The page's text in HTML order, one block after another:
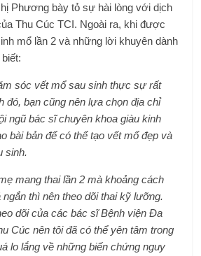
Phương bày tỏ sự hài lòng với dịch
Thu Cúc TCI. Ngoài ra, khi được
mổ lần 2 và những lời khuyên dành
sóc vết mổ sau sinh thực sự rất
đó, bạn cũng nên lựa chọn địa chỉ
ngũ bác sĩ chuyên khoa giàu kinh
bài bản để có thể tạo vết mổ đẹp và
sinh.
mang thai lần 2 mà khoảng cách
thì nên theo dõi thai kỹ lưỡng.
dõi của các bác sĩ Bệnh viện Đa
Cúc nên tôi đã có thể yên tâm trong
lo lắng về những biến chứng nguy